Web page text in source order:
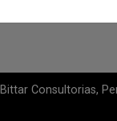
Bittar Consultorias,